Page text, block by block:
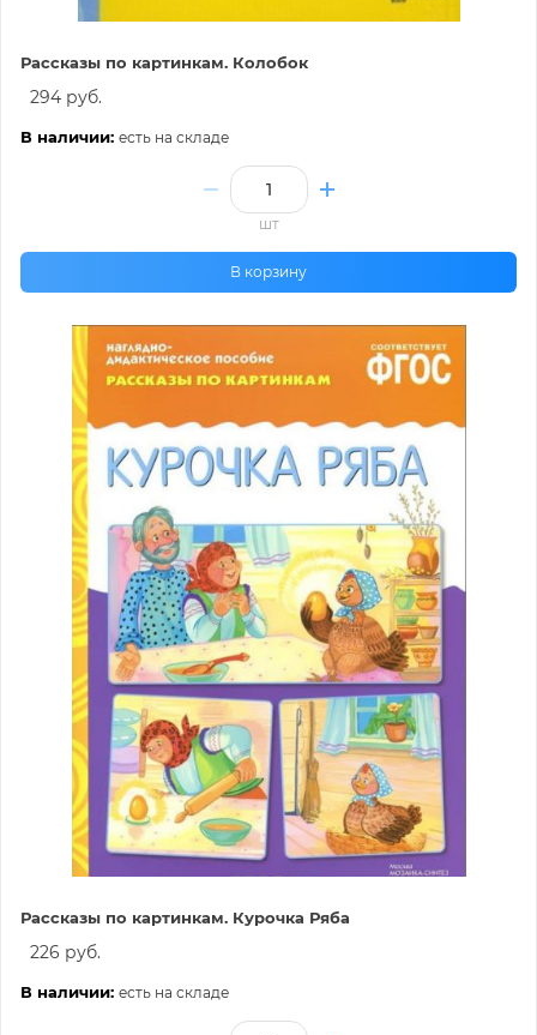
Рассказы по картинкам. Колобок
294 руб.
В наличии: есть на складе
шт
В корзину
Рассказы по картинкам. Курочка Ряба
226 руб.
В наличии: есть на складе